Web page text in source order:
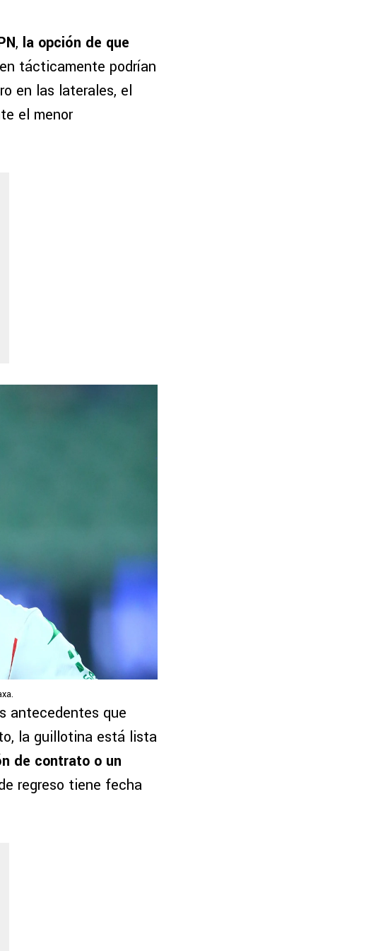
, la opción de que
tácticamente podrían
en las laterales, el
el menor
antecedentes que
la guillotina está lista
de contrato o un
regreso tiene fecha